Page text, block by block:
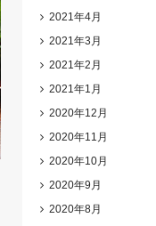
2021年4月
2021年3月
2021年2月
2021年1月
2020年12月
2020年11月
2020年10月
2020年9月
2020年8月